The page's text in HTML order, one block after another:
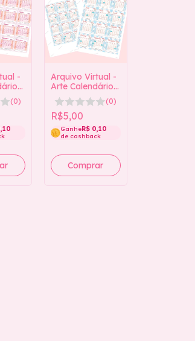
-
2(0)
Arquivo Virtual -
Arte Calendário
2026 (Azul) 2
tamanhos
(0)
R$5,00
GanheR$ 0,10
de cashback